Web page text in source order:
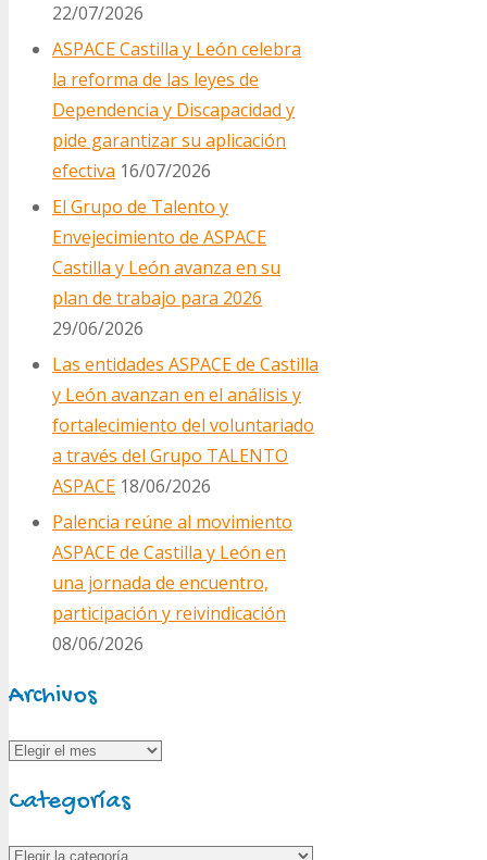
22/07/2026
ASPACE Castilla y León celebra
la reforma de las leyes de
Dependencia y Discapacidad y
pide garantizar su aplicación
efectiva 16/07/2026
El Grupo de Talento y
Envejecimiento de ASPACE
Castilla y León avanza en su
plan de trabajo para 2026
29/06/2026
Las entidades ASPACE de Castilla
y León avanzan en el análisis y
fortalecimiento del voluntariado
a través del Grupo TALENTO
ASPACE 18/06/2026
Palencia reúne al movimiento
ASPACE de Castilla y León en
una jornada de encuentro,
participación y reivindicación
08/06/2026
Archivos
Archivos
Categorías
Categorías